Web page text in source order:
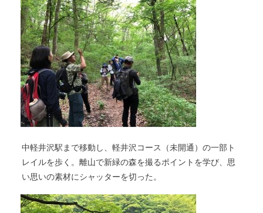
中軽井沢駅まで移動し、軽井沢コース（未開通）の一部ト
レイルを歩く。離山で新緑の森を撮るポイントを学び、思
い思いの素材にシャッターを切った。